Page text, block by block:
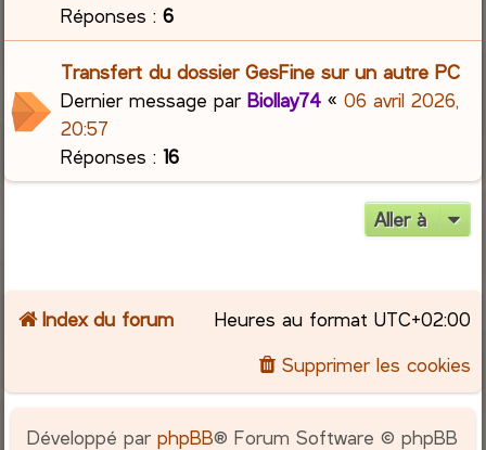
Réponses :6
Transfert du dossier GesFine sur un autre PC
Dernier message parBiollay74 «06 avril 2026,
20:57
Réponses :16
Aller à
Index du forum Heures au format UTC+02:00
Supprimer les cookies
Développé parphpBB® Forum Software © phpBB